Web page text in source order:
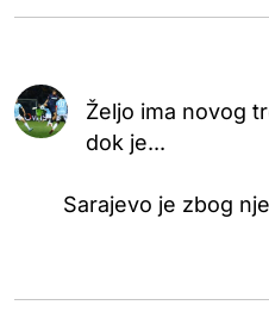
Željo ima novog
dok je...
Sarajevo je zbog